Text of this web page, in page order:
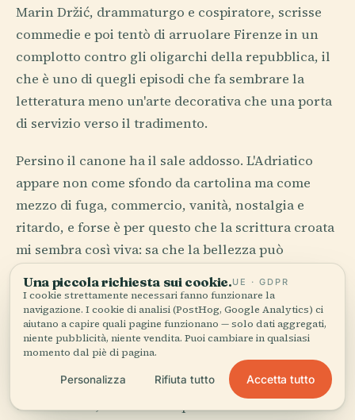
Marin Držić, drammaturgo e cospiratore, scrisse
commedie e poi tentò di arruolare Firenze in un
complotto contro gli oligarchi della repubblica, il
che è uno di quegli episodi che fa sembrare la
letteratura meno un'arte decorativa che una porta
di servizio verso il tradimento.
Persino il canone ha il sale addosso. L'Adriatico
appare non come sfondo da cartolina ma come
mezzo di fuga, commercio, vanità, nostalgia e
ritardo, e forse è per questo che la scrittura croata
mi sembra così viva: sa che la bellezza può
coesistere con la meschinità, e si rifiuta di mentire
su entrambe.
Riti per i Vivi e per i Fieri
Il galateo croato non è ornato. È preciso. Si saluta
come si deve, non si irrompe con un'intimità
Una piccola richiesta sui cookie.UE · GDPR
I cookie strettamente necessari fanno funzionare la
navigazione. I cookie di analisi (PostHog, Google Analytics) ci
aiutano a capire quali pagine funzionano — solo dati aggregati,
niente pubblicità, niente vendita. Puoi cambiare in qualsiasi
momento dal piè di pagina.
Personalizza Rifiuta tutto Accetta tutto